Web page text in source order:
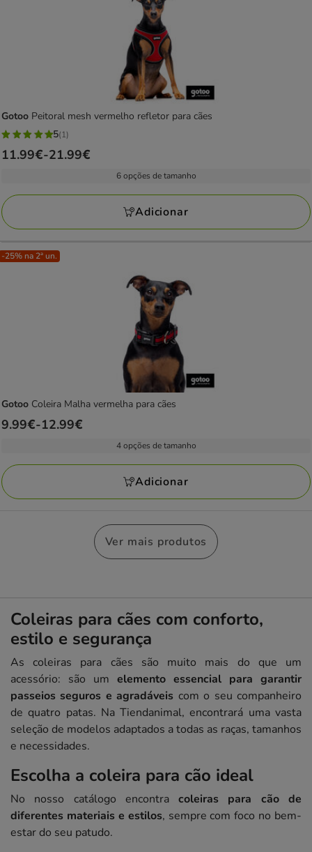
Gotoo Peitoral mesh vermelho refletor para cães
5
estrelas
avaliações
5(1)
Preço
a
21.99€
11.99€-21.99€
6 opções de tamanho
Adicionar
-25% na 2ª un.
Gotoo Coleira Malha vermelha para cães
Preço
a
12.99€
9.99€-12.99€
4 opções de tamanho
Adicionar
Ver mais produtos
Coleiras para cães com conforto,
estilo e segurança
As coleiras para cães são muito mais do que um
acessório: são um elemento essencial para garantir
passeios seguros e agradáveis com o seu companheiro
de quatro patas. Na Tiendanimal, encontrará uma vasta
seleção de modelos adaptados a todas as raças, tamanhos
e necessidades.
Escolha a coleira para cão ideal
No nosso catálogo encontracoleiras para cão de
diferentes materiais e estilos, sempre com foco no bem-
estar do seu patudo.